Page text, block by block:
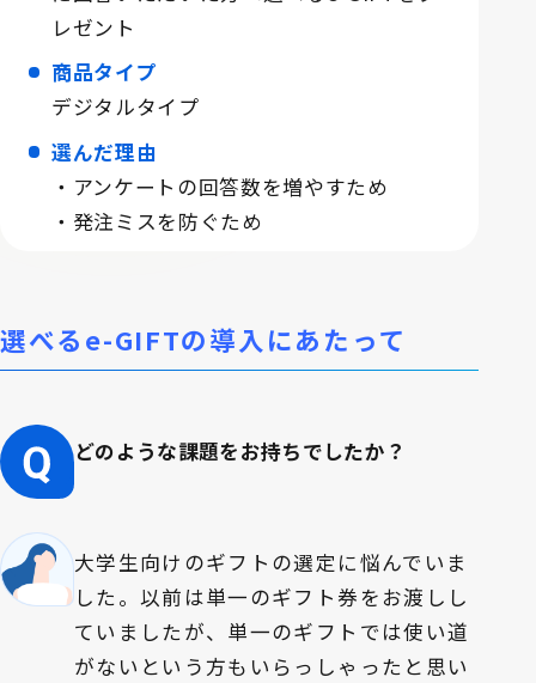
レゼント
商品タイプ
デジタルタイプ
選んだ理由
・アンケートの回答数を増やすため
・発注ミスを防ぐため
選べるe-GIFTの導入にあたって
どのような課題をお持ちでしたか？
大学生向けのギフトの選定に悩んでいま
した。以前は単一のギフト券をお渡しし
ていましたが、単一のギフトでは使い道
がないという方もいらっしゃったと思い